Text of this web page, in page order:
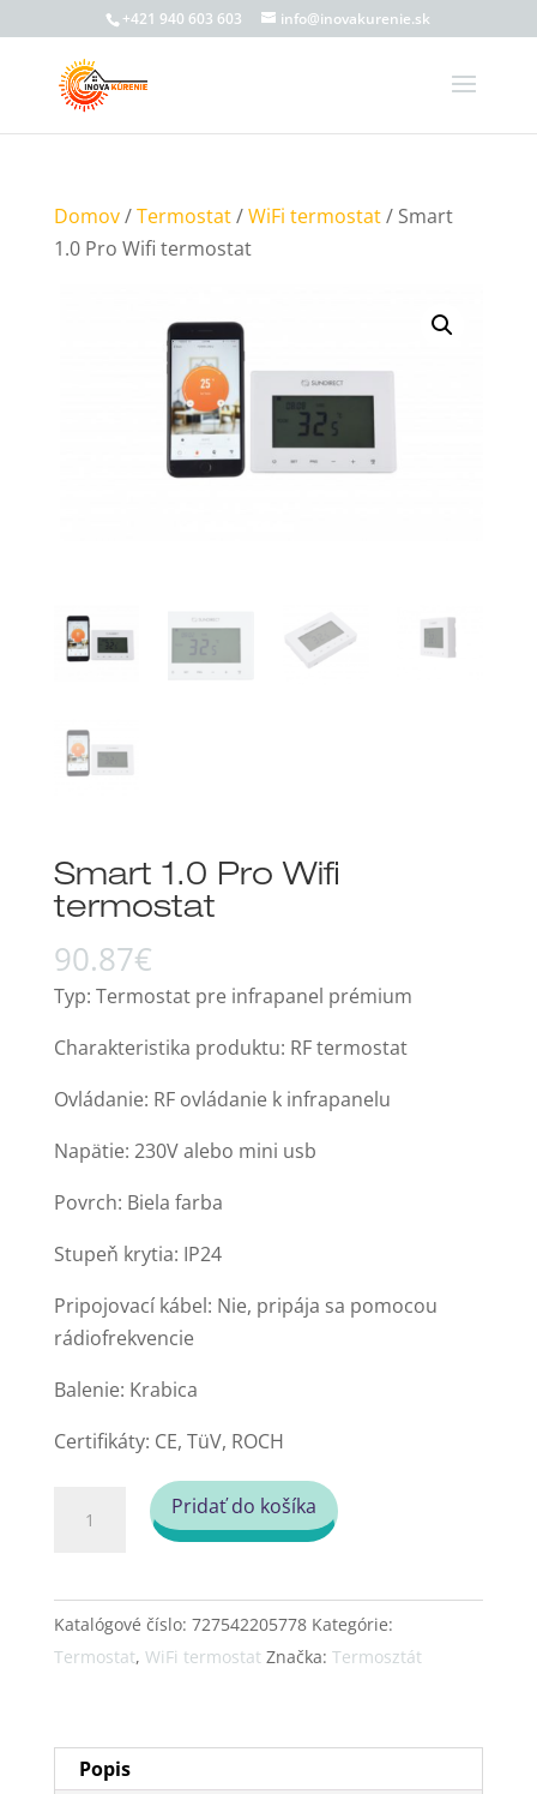
+421 940 603 603 info@inovakurenie.sk
Domov/Termostat/WiFi termostat/ Smart
1.0 Pro Wifi termostat
Smart 1.0 Pro Wifi
termostat
90.87€
Typ: Termostat pre infrapanel prémium
Charakteristika produktu: RF termostat
Ovládanie: RF ovládanie k infrapanelu
Napätie: 230V alebo mini usb
Povrch: Biela farba
Stupeň krytia: IP24
Pripojovací kábel: Nie, pripája sa pomocou
rádiofrekvencie
Balenie: Krabica
Certifikáty: CE, TüV, ROCH
Smart
Pro
Wifi
termostat
Pridať do košíka
Katalógové číslo: 727542205778 Kategórie:
Termostat, WiFi termostat Značka: Termosztát
Popis